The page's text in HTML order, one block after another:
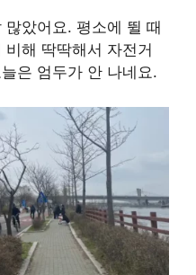
았어요. 평소에 뛸 때
해 딱딱해서 자전거
은 엄두가 안 나네요.